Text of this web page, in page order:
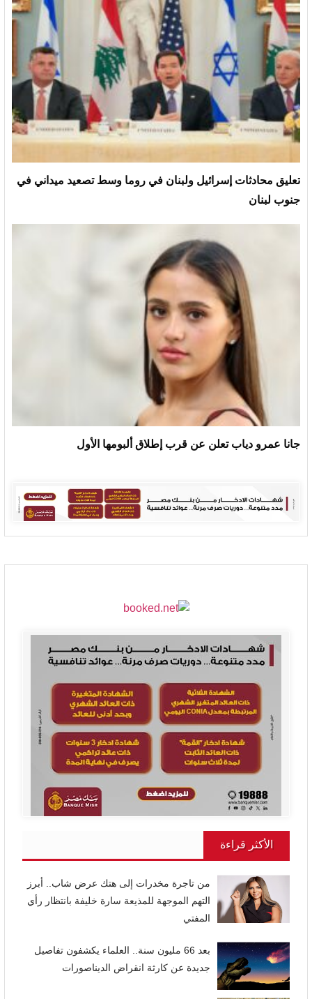
تعليق محادثات إسرائيل ولبنان في روما وسط تصعيد ميداني في
جنوب لبنان
جانا عمرو دياب تعلن عن قرب إطلاق ألبومها الأول
الأكثر قراءة
من تاجرة مخدرات إلى هتك عرض شاب.. أبرز
التهم الموجهة للمذيعة سارة خليفة بانتظار رأي
المفتي
بعد 66 مليون سنة.. العلماء يكشفون تفاصيل
جديدة عن كارثة انقراض الديناصورات